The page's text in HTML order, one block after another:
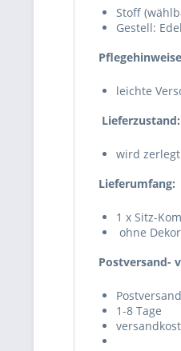
Stoff
Gestell:
leichte
Lieferzustand:
wird
Lieferumfang:
1 x Sitz-
ohne
Postversand-
1-8 Tage